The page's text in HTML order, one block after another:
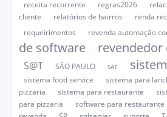
receita recorrente
regras2026
cliente
relatórios de bairros
renda
requeirimentos
revenda automação
de software
S@T SÃO PAULO SAT
sistema food service sistema para
pizzaria
sistema para restaurante
para pizzaria
software para restaurante